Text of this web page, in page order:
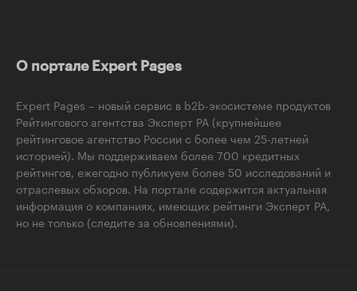
О портале Expert Pages
Expert Pages – новый сервис в b2b-экосистеме продуктов
Рейтингового агентства Эксперт РА (крупнейшее
рейтинговое агентство России с более чем 25-летней
историей). Мы поддерживаем более 700 кредитных
рейтингов, ежегодно публикуем более 50 исследований и
отраслевых обзоров. На портале содержится актуальная
информация о компаниях, имеющих рейтинги Эксперт РА,
но не только (следите за обновлениями).